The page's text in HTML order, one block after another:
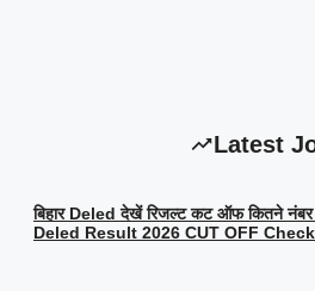
Latest
बिहार Deled देखें रिजल्ट कट ऑफ कितने
Deled Result 2026 CUT OFF